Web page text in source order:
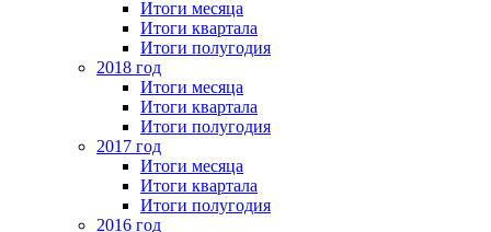
Итоги месяца
Итоги квартала
Итоги полугодия
2018 год
Итоги месяца
Итоги квартала
Итоги полугодия
2017 год
Итоги месяца
Итоги квартала
Итоги полугодия
2016 год